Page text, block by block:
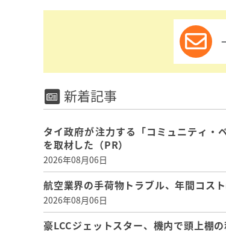
新着記事
タイ政府が注力する「コミュニティ
を取材した（PR）
2026年08月06日
航空業界の手荷物トラブル、年間コ
2026年08月06日
豪LCCジェットスター、機内で頭上棚